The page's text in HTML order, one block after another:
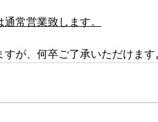
通常営業致します。
すが、何卒ご了承いただけます